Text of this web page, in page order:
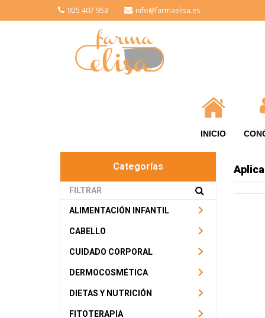
925 407 953 info@farmaelisa.es
INICIO
Categorías
ALIMENTACIÓN INFANTIL
CABELLO
CUIDADO CORPORAL
DERMOCOSMÉTICA
DIETAS Y NUTRICIÓN
FITOTERAPIA